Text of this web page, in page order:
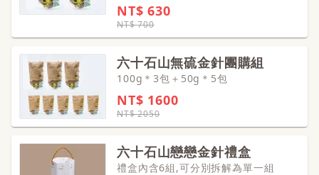
NT$630
NT$700
六十石山無硫金針團購組
100g＊3包＋50g＊5包
NT$ 1600
NT$2050
六十石山戀戀金針禮盒
禮盒內含6組,可分別拆解為單一組